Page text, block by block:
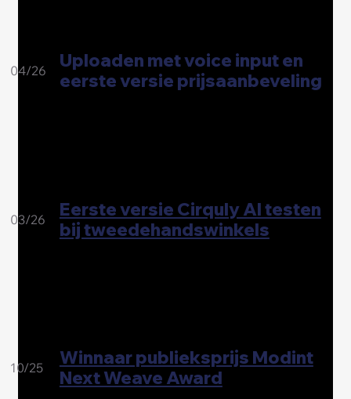
04/26
Uploaden met voice input en
eerste versie prijsaanbeveling
03/26
Eerste versie Cirquly AI testen
bij tweedehandswinkels
10/25
Winnaar publieksprijs Modint
Next Weave Award